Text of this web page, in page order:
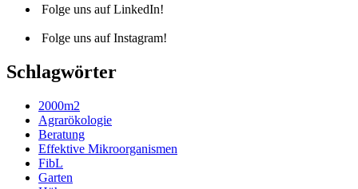
linkedin
Folge uns auf LinkedIn!
instagram
Folge uns auf Instagram!
Schlagwörter
2000m2
Agrarökologie
Beratung
Effektive Mikroorganismen
FibL
Garten